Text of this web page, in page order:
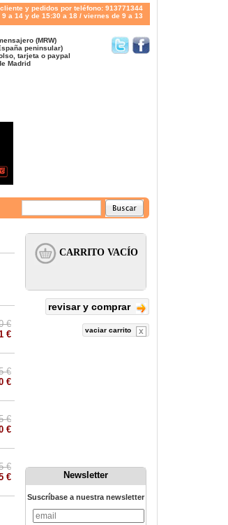
y pedidos por teléfono: 913771344
a 14 y de 15:30 a 18 / viernes de 9 a 13
(MRW)
peninsular)
tarjeta o paypal
Madrid
€
€
€
€
€
€
€
€
revisar y comprar
vaciar carrito
Newsletter
Suscríbase a nuestra newsletter